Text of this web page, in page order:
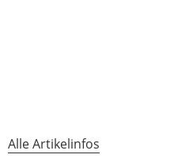
Alle Artikelinfos